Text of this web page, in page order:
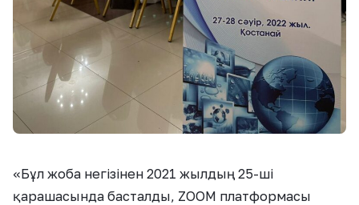
«Бұл жоба негізінен 2021 жылдың 25-ші
қарашасында басталды, ZOOM платформасы